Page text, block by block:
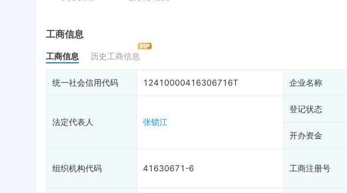
工商自主公示
分支机构
疑似关系
财务数据
限制高消费
司法拍卖
询价评估
破产重整
简易注销
工商信息
工商信息 历史工商信息
统一社会信用代码 12410000416306716T 企业名称
法定代表人 张锁江
登记状态
开办资金
组织机构代码 41630671-6 工商注册号